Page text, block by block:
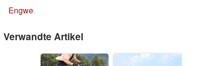
Engwe
Verwandte Artikel